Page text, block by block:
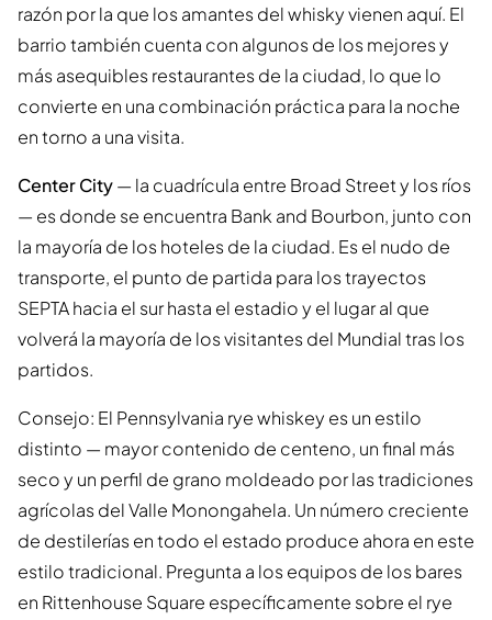
razón por la que los amantes del whisky vienen aquí. El
barrio también cuenta con algunos de los mejores y
más asequibles restaurantes de la ciudad, lo que lo
convierte en una combinación práctica para la noche
en torno a una visita.
Center City— la cuadrícula entre Broad Street y los ríos
— es donde se encuentra Bank and Bourbon, junto con
la mayoría de los hoteles de la ciudad. Es el nudo de
transporte, el punto de partida para los trayectos
SEPTA hacia el sur hasta el estadio y el lugar al que
volverá la mayoría de los visitantes del Mundial tras los
partidos.
Consejo: El Pennsylvania rye whiskey es un estilo
distinto — mayor contenido de centeno, un final más
seco y un perfil de grano moldeado por las tradiciones
agrícolas del Valle Monongahela. Un número creciente
de destilerías en todo el estado produce ahora en este
estilo tradicional. Pregunta a los equipos de los bares
en Rittenhouse Square específicamente sobre el rye